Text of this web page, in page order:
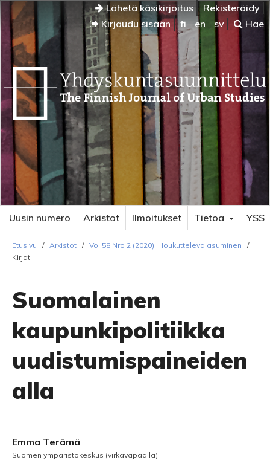
Lähetä käsikirjoitus
Rekisteröidy
Kirjaudu sisään
fi en sv Hae
Uusin numero Arkistot Ilmoitukset Tietoa YSS
Etusivu / Arkistot / Vol 58 Nro 2 (2020): Houkutteleva asuminen
/
Kirjat
Suomalainen
kaupunkipolitiikka
uudistumispaineiden
alla
Emma Terämä
Suomen ympäristökeskus (virkavapaalla)